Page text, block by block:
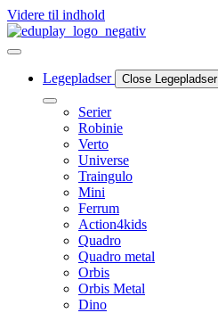
Videre til indhold
Legepladser Close Legepladser
Serier
Robinie
Verto
Universe
Traingulo
Mini
Ferrum
Action4kids
Quadro
Quadro metal
Orbis
Orbis Metal
Dino